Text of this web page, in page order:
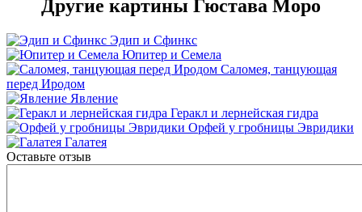
Другие картины Гюстава Моро
Эдип и Сфинкс
Юпитер и Семела
Саломея, танцующая
перед Иродом
Явление
Геракл и лернейская гидра
Орфей у гробницы Эвридики
Галатея
Оставьте отзыв